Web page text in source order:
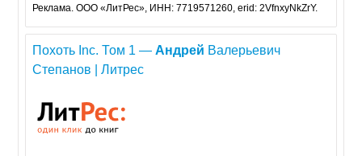
Реклама. ООО «ЛитРес», ИНН: 7719571260, erid: 2VfnxyNkZrY.
Похоть Inc. Том 1 —Андрей Валерьевич
Степанов | Литрес